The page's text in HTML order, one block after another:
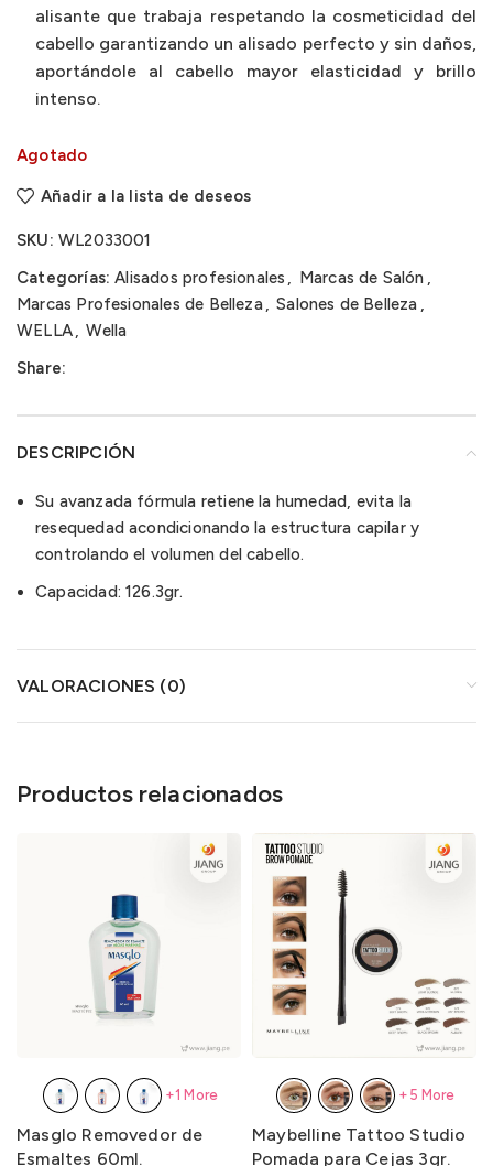
alisante que trabaja respetando la cosmeticidad del
cabello garantizando un alisado perfecto y sin daños,
aportándole al cabello mayor elasticidad y brillo
intenso.
Agotado
Añadir a la lista de deseos
SKU: WL2033001
Categorías: Alisados profesionales , Marcas de Salón ,
Marcas Profesionales de Belleza, Salones de Belleza ,
WELLA, Wella
Share:
DESCRIPCIÓN
Su avanzada fórmula retiene la humedad, evita la
resequedad acondicionando la estructura capilar y
controlando el volumen del cabello.
Capacidad: 126.3gr.
VALORACIONES (0)
Productos relacionados
Masglo Removedor de
Esmaltes 60ml.
+1 More
Maybelline Tattoo Studio
Pomada para Cejas 3gr.
+5 More